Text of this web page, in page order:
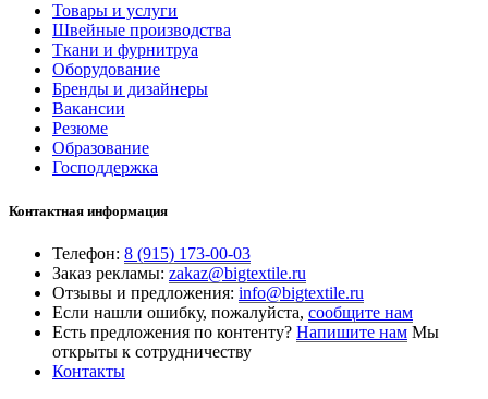
Товары и услуги
Швейные производства
Ткани и фурнитруа
Оборудование
Бренды и дизайнеры
Вакансии
Резюме
Образование
Господдержка
Контактная информация
Телефон: 8 (915) 173-00-03
Заказ рекламы: zakaz@bigtextile.ru
Отзывы и предложения: info@bigtextile.ru
Если нашли ошибку, пожалуйста, сообщите нам
Есть предложения по контенту? Напишите нам Мы
открыты к сотрудничеству
Контакты